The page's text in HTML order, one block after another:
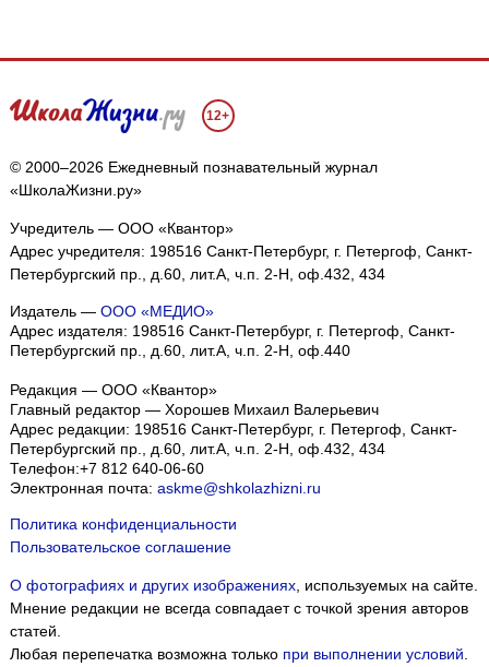
12+
© 2000–2026 Ежедневный познавательный журнал
«ШколаЖизни.ру»
Учредитель — ООО «Квантор»
Адрес учредителя: 198516 Санкт-Петербург, г. Петергоф, Санкт-
Петербургский пр., д.60, лит.А, ч.п. 2-Н, оф.432, 434
Издатель — ООО «МЕДИО»
Адрес издателя: 198516 Санкт-Петербург, г. Петергоф, Санкт-
Петербургский пр., д.60, лит.А, ч.п. 2-Н, оф.440
Редакция — ООО «Квантор»
Главный редактор — Хорошев Михаил Валерьевич
Адрес редакции: 198516 Санкт-Петербург, г. Петергоф Санкт-
Петербургский пр., д.60, лит.А, ч.п. 2-Н, оф.432, 434
Телефон:+7 812 640-06-60
Электронная почта: askme@shkolazhizni.ru
Политика конфиденциальности
Пользовательское соглашение
О фотографиях и других изображениях, используемых на сайте.
Мнение редакции не всегда совпадает с точкой зрения авторов
статей.
Любая перепечатка возможна только при выполнении условий